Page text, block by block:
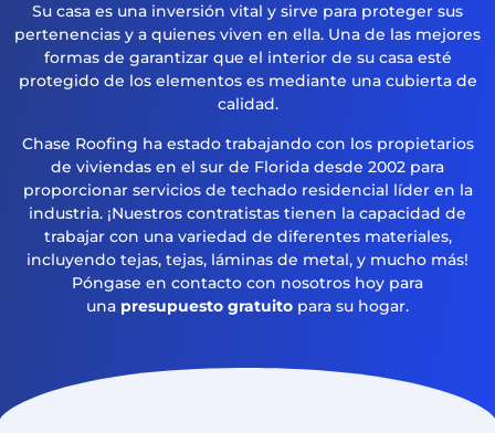
Su casa es una inversión vital y sirve para proteger sus
pertenencias y a quienes viven en ella. Una de las mejores
formas de garantizar que el interior de su casa esté
protegido de los elementos es mediante una cubierta de
calidad.
Chase Roofing ha estado trabajando con los propietarios
de viviendas en el sur de Florida desde 2002 para
proporcionar servicios de techado residencial líder en la
industria. ¡Nuestros contratistas tienen la capacidad de
trabajar con una variedad de diferentes materiales,
incluyendo tejas, tejas, láminas de metal, y mucho más!
Póngase en contacto con nosotros hoy para
una presupuesto gratuito para su hogar.